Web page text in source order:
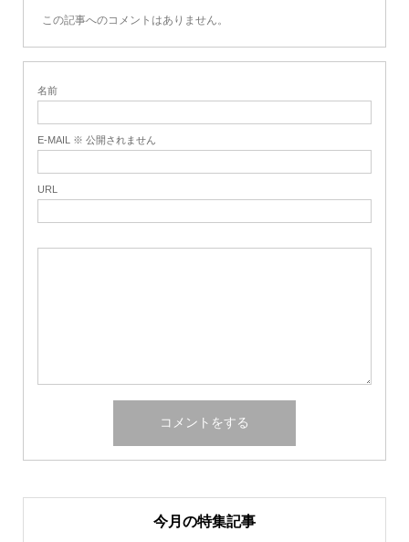
この記事へのコメントはありません。
名前
E-MAIL ※ 公開されません
URL
今月の特集記事